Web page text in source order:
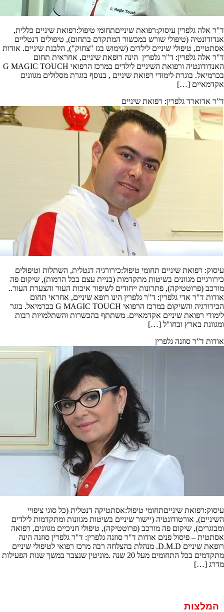
גלפרין עיסוק:רפואת שינייםתחומי טיפול:רפואת שיניים כללית,
(טיפולי שורש במכשור המתקדם בתחום), טיפולים דנטליים
טיפולי שיניים לילדים (שימוש בגז "צחוק"), הלבנת שיניים. אודות
גלפרין: ד"ר גלפרין הינה רופאת שיניים, אחראית תחום
האנדודונטיה ורפואת השיניים לילדים במרכז הרפואי G MAGIC TOUCH
בוגרת לימודי רפואת שיניים , בנוסף בוגרת מסלולים מגוונים
[…]
גלפרין: רפואת שיניים
רפואת שיניים תחומי טיפול:כירורגיה דנטלית, השתלות וטיפולים
מגוונים בשיטות מתקדמות (בניית עצם בכל הרמות), שיקום פה
פתרונות ייחודים לשיפור איכות העור והצערת העור..
אדי גלפרין: ד"ר גלפרין הינו רופא שיניים, אחראי תחום
הכירורגיה והשיקום במרכז הרפואי G MAGIC TOUCH בכרמיאל. בוגר
רפואת שיניים אקדמאיים. משתתף בהכשרות והשתלמויות רבות
בארץ ובחו"ל […]
סוזנה גלפרין
שינייםתחומי טיפול:אסתטיקה דנטלית (כל סוגי ציפויי
אורטודונטיה (יישור שיניים בשיטות מגוונות ומתקדמות לילדים
שיקום פה מורכב (פרוטטיקה), טיפולי חניכיים מגוונים, רפואה
– פיסול פנים אודות ד"ר סוזנה גלפרין: ד"ר גלפרין סוזנה הינה
רופאת שיניים D.M.D. מנהלת בהצלחה רבה מרכז רפואי לטיפולי שיניים
מתקדמים בכל התחומים מעל 20 שנה .מוניטין שנצבר במשך שנות הפעילות
[…]